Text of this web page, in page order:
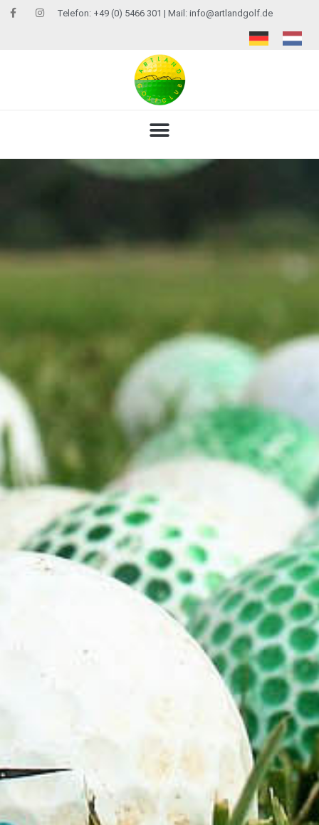
Telefon: +49 (0) 5466 301 | Mail: info@artlandgolf.de